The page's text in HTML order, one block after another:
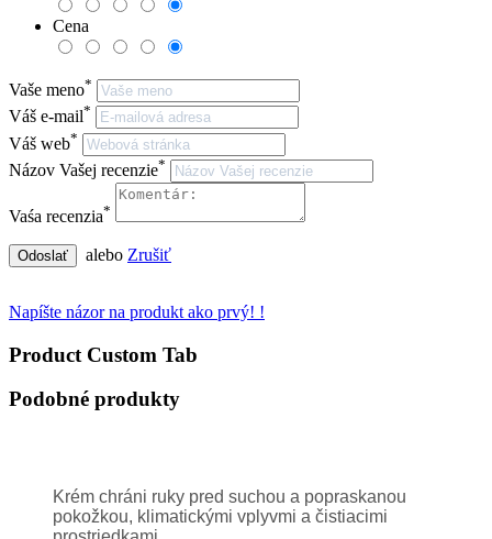
Cena
Vaše meno*
Váš e-mail*
Váš web*
Názov Vašej recenzie*
Vaśa recenzia*
Odoslať alebo Zrušiť
Napíšte názor na produkt ako prvý! !
Product Custom Tab
Podobné produkty
Krém chráni ruky pred suchou a popraskanou
pokožkou, klimatickými vplyvmi a čistiacimi